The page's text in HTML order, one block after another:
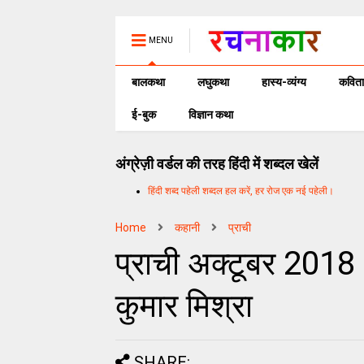
MENU
बालकथा लघुकथा हास्य-व्यंग्य कविता
ई-बुक विज्ञान कथा
अंग्रेज़ी वर्डल की तरह हिंदी में शब्दल खेलें
हिंदी शब्द पहेली शब्दल हल करें, हर रोज एक नई पहेली।
Home कहानी प्राची
प्राची अक्टूबर
कुमार मिश्रा